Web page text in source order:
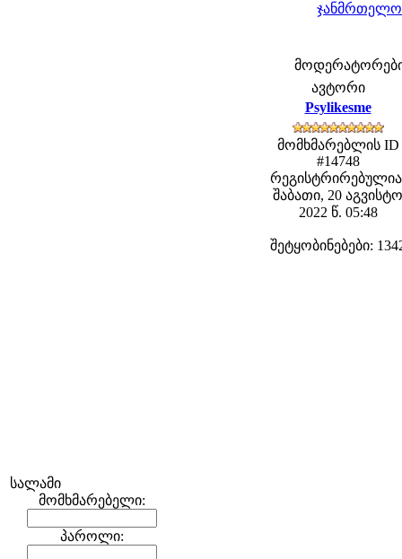
სალამი
მომხმარებელი:
პაროლი:
მოდერატორები:
ავტორი
Psylikesme
მომხმარებლის ID
#14748
შაბათი, 20 აგვისტო
2022 წ. 05:48
შეტყობინებები: